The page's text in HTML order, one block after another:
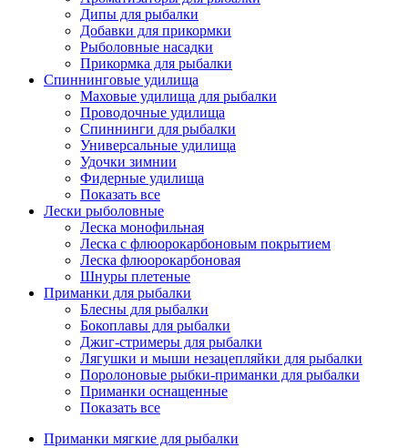
Дипы для рыбалки
Добавки для прикормки
Рыболовные насадки
Прикормка для рыбалки
Спиннинговые удилища
Маховые удилища для рыбалки
Проводочные удилища
Спиннинги для рыбалки
Универсальные удилища
Удочки зимнии
Фидерные удилища
Показать все
Лески рыболовные
Леска монофильная
Леска с флюорокарбоновым покрытием
Леска флюорокарбоновая
Шнуры плетеные
Приманки для рыбалки
Блесны для рыбалки
Бокоплавы для рыбалки
Джиг-стримеры для рыбалки
Лягушки и мыши незацепляйки для рыбалки
Поролоновые рыбки-приманки для рыбалки
Приманки оснащенные
Показать все
Приманки мягкие для рыбалки